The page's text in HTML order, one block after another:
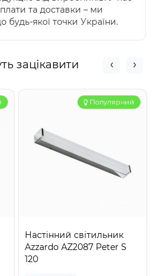
та доставки – ми
будь-якої точки України.
зацікавити
Популярний
Настінний світильник
Azzardo AZ2087 Peter S
120